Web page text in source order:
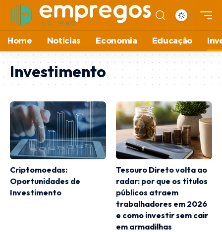
Home Notícias Economia Educação
Investimento
Criptomoedas:
Oportunidades de
Investimento
Tesouro Direto volta ao
radar: por que os títulos
públicos atraem
trabalhadores em 2026
e como investir sem cair
em armadilhas